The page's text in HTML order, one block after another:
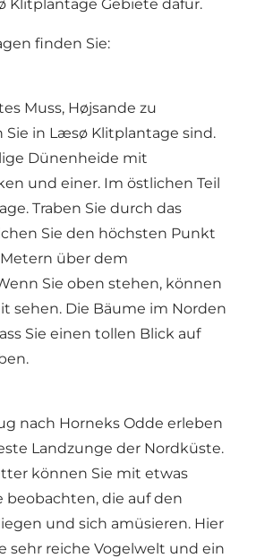
Klitplantage Gebiete dafür.
finden Sie:
Muss, Højsande zu
Sie in Læsø Klitplantage sind.
Dünenheide mit
und einer. Im östlichen Teil
Traben Sie durch das
Sie den höchsten Punkt
über dem
Sie oben stehen, können
sehen. Die Bäume im Norden
Sie einen tollen Blick auf
nach Horneks Odde erleben
Landzunge der Nordküste.
können Sie mit etwas
beobachten, die auf den
und sich amüsieren. Hier
sehr reiche Vogelwelt und ein